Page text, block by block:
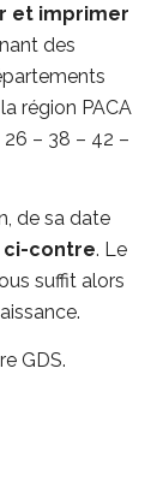
et imprimer
des
région PACA
– 38 – 42 –
de sa date
ci-contre. Le
suffit alors
votre GDS.